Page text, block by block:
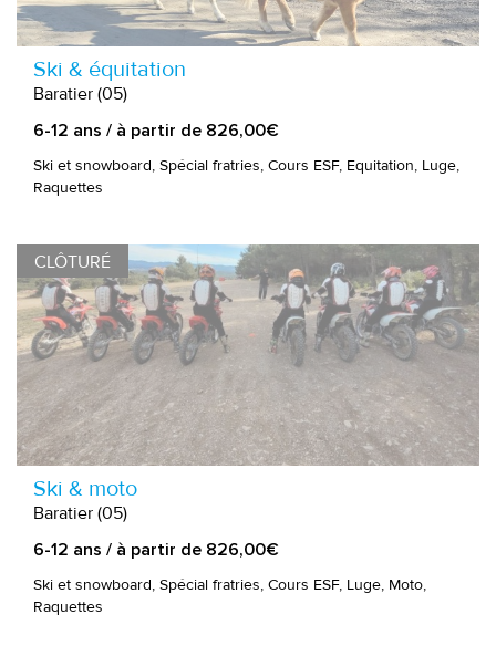
Ski & équitation
Baratier (05)
6-12 ans / à partir de 826,00€
Ski et snowboard, Spécial fratries, Cours ESF, Equitation, Luge,
Raquettes
CLÔTURÉ
Ski & moto
Baratier (05)
6-12 ans / à partir de 826,00€
Ski et snowboard, Spécial fratries, Cours ESF, Luge, Moto,
Raquettes